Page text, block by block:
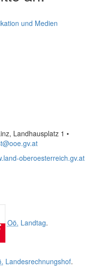
und Medien
Landhausplatz 1 •
oberoesterreich.gv.at
Oö. Landtag.
Landesrechnungshof.